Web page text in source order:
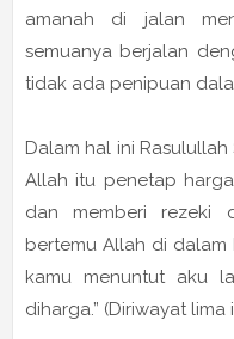
amanah di jalan
semuanya berjalan
tidak ada penipuan
Dalam hal ini Rasulullah
Allah itu penetap
dan memberi rezeki
bertemu Allah di
kamu menuntut aku
diharga.” (Diriwayat lima